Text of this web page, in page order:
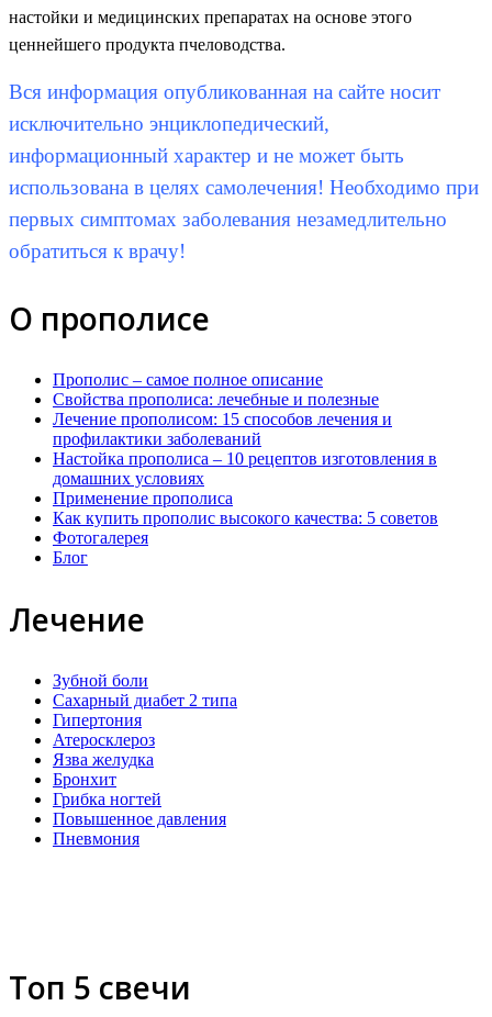
настойки и медицинских препаратах на основе этого
ценнейшего продукта пчеловодства.
Вся информация опубликованная на сайте носит
исключительно энциклопедический,
информационный характер и не может быть
использована в целях самолечения! Необходимо при
первых симптомах заболевания незамедлительно
обратиться к врачу!
О прополисе
Прополис – самое полное описание
Свойства прополиса: лечебные и полезные
Лечение прополисом: 15 способов лечения и
профилактики заболеваний
Настойка прополиса – 10 рецептов изготовления в
домашних условиях
Применение прополиса
Как купить прополис высокого качества: 5 советов
Фотогалерея
Блог
Лечение
Зубной боли
Сахарный диабет 2 типа
Гипертония
Атеросклероз
Язва желудка
Бронхит
Грибка ногтей
Повышенное давления
Пневмония
Топ 5 свечи